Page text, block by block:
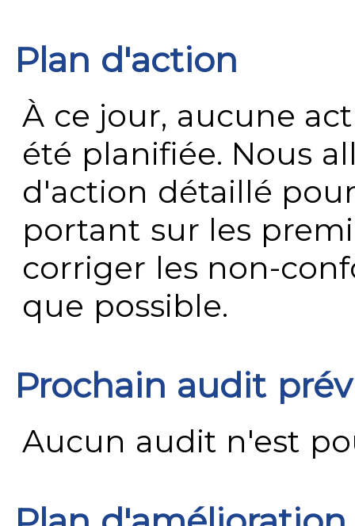
Plan d'action
À ce jour, aucune
été planifiée. Nous
d'action détaillé
portant sur les
corriger les non-
que possible.
Prochain audit
Aucun audit n'est